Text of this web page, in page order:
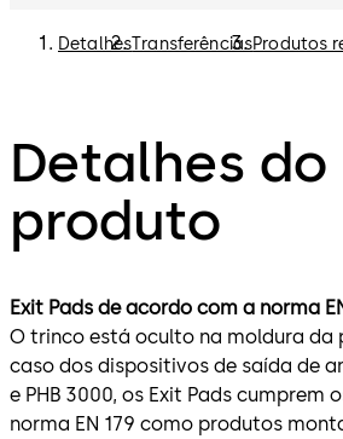
DetalhesTransferênciasProdutos
Detalhes do
produto
Exit Pads de acordo com a norma
O trinco está oculto na moldura da
caso dos dispositivos de saída de
e PHB 3000, os Exit Pads cumprem
norma EN 179 como produtos